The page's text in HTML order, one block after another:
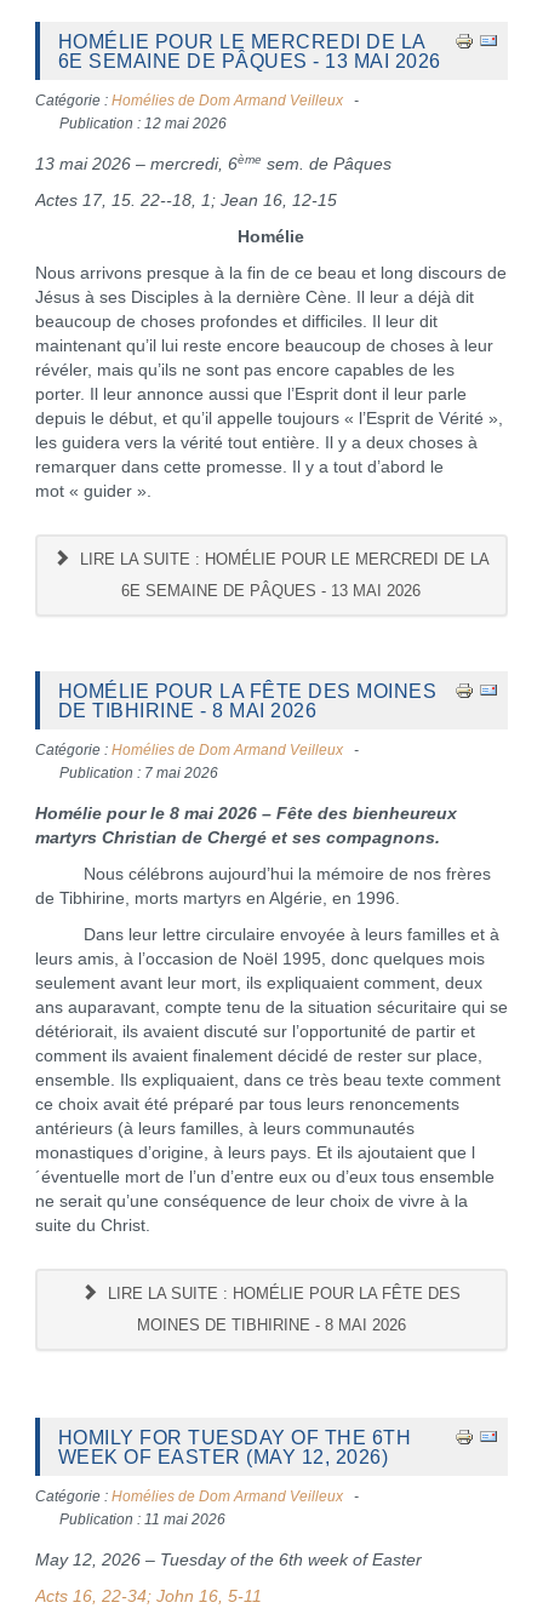
HOMÉLIE POUR LE MERCREDI DE LA
6E SEMAINE DE PÂQUES - 13 MAI 2026
Catégorie : Homélies de Dom Armand Veilleux
Publication : 12 mai 2026
13 mai 2026 – mercredi, 6ème sem. de Pâques
Actes 17, 15. 22--18, 1; Jean 16, 12-15
Homélie
Nous arrivons presque à la fin de ce beau et long discours de
Jésus à ses Disciples à la dernière Cène. Il leur a déjà dit
beaucoup de choses profondes et difficiles. Il leur dit
maintenant qu’il lui reste encore beaucoup de choses à leur
révéler, mais qu’ils ne sont pas encore capables de les
porter. Il leur annonce aussi que l’Esprit dont il leur parle
depuis le début, et qu’il appelle toujours « l’Esprit de Vérité »,
les guidera vers la vérité tout entière. Il y a deux choses à
remarquer dans cette promesse. Il y a tout d’abord le
mot « guider ».
LIRE LA SUITE : HOMÉLIE POUR LE MERCREDI DE LA
6E SEMAINE DE PÂQUES - 13 MAI 2026
HOMÉLIE POUR LA FÊTE DES MOINES
DE TIBHIRINE - 8 MAI 2026
Catégorie : Homélies de Dom Armand Veilleux
Publication : 7 mai 2026
Homélie pour le 8 mai 2026 – Fête des bienheureux
martyrs Christian de Chergé et ses compagnons.
Nous célébrons aujourd’hui la mémoire de nos frères
de Tibhirine, morts martyrs en Algérie, en 1996.
Dans leur lettre circulaire envoyée à leurs familles et à
leurs amis, à l’occasion de Noël 1995, donc quelques mois
seulement avant leur mort, ils expliquaient comment, deux
ans auparavant, compte tenu de la situation sécuritaire qui se
détériorait, ils avaient discuté sur l’opportunité de partir et
comment ils avaient finalement décidé de rester sur place,
ensemble. Ils expliquaient, dans ce très beau texte comment
ce choix avait été préparé par tous leurs renoncements
antérieurs (à leurs familles, à leurs communautés
monastiques d’origine, à leurs pays. Et ils ajoutaient que l
´éventuelle mort de l’un d’entre eux ou d’eux tous ensemble
ne serait qu’une conséquence de leur choix de vivre à la
suite du Christ.
LIRE LA SUITE : HOMÉLIE POUR LA FÊTE DES
MOINES DE TIBHIRINE - 8 MAI 2026
HOMILY FOR TUESDAY OF THE 6TH
WEEK OF EASTER (MAY 12, 2026)
Catégorie : Homélies de Dom Armand Veilleux
Publication : 11 mai 2026
May 12, 2026 – Tuesday of the 6th week of Easter
Acts 16, 22-34; John 16, 5-11